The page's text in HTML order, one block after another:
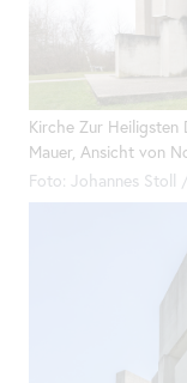
Kirche Zur
Mauer, Ansicht von
Foto: Johannes Stoll